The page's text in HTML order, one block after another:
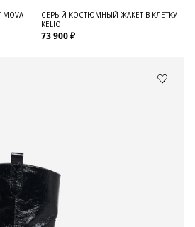
СЕРЫЙ КОСТЮМНЫЙ ЖАКЕТ В КЛЕТКУ
KELIO
73 900 ₽